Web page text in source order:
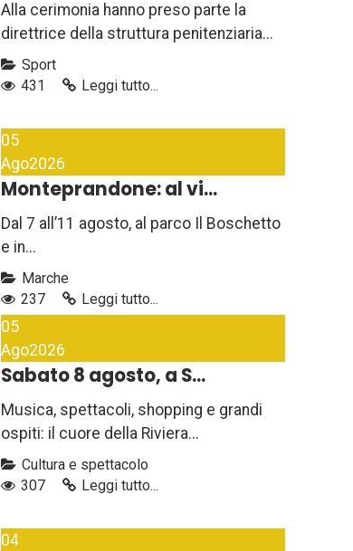
Alla cerimonia hanno preso parte la
direttrice della struttura penitenziaria...
Sport
431
Leggi tutto...
05
Ago2026
Monteprandone: al vi...
Dal 7 all’11 agosto, al parco Il Boschetto
e in...
Marche
237
Leggi tutto...
05
Ago2026
Sabato 8 agosto, a S...
Musica, spettacoli, shopping e grandi
ospiti: il cuore della Riviera...
Cultura e spettacolo
307
Leggi tutto...
04